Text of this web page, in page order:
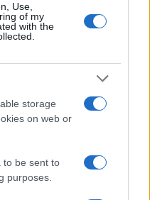
Use,
of my
with the
storage
on web or
to be sent to
purposes.
capelli in estate: